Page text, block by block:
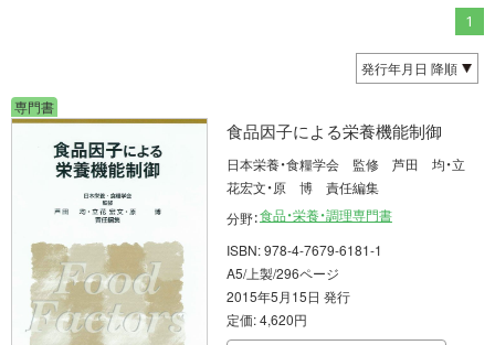
1
専門書
食品因子による栄養機能制御
日本栄養・食糧学会 監修 芦田 均・立
花宏文・原 博 責任編集
分野：食品・栄養・調理専門書
ISBN: 978-4-7679-6181-1
A5/上製/296ページ
2015年5月15日 発行
定価: 4,620円